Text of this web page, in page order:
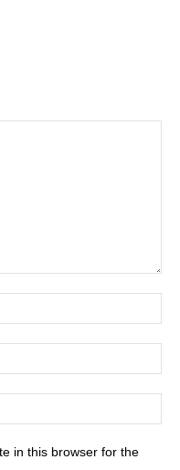
in this browser for the